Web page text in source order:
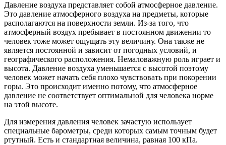
Давление воздуха представляет собой атмосферное давление.
Это давление атмосферного воздуха на предметы, которые
располагаются на поверхности земли. Из-за того, что
атмосферный воздух пребывает в постоянном движении то
человек тоже может ощущать эту величину. Она также не
является постоянной и зависит от погодных условий, и
географического расположения. Немаловажную роль играет и
высота. Давление воздуха уменьшается с высотой поэтому
человек может начать себя плохо чувствовать при покорении
горы. Это происходит именно потому, что атмосферное
давление не соответствует оптимальной для человека норме
на этой высоте.
Для измерения давления человек зачастую использует
специальные барометры, среди которых самым точным будет
ртутный. Есть и стандартная величина, равная 100 кПа.